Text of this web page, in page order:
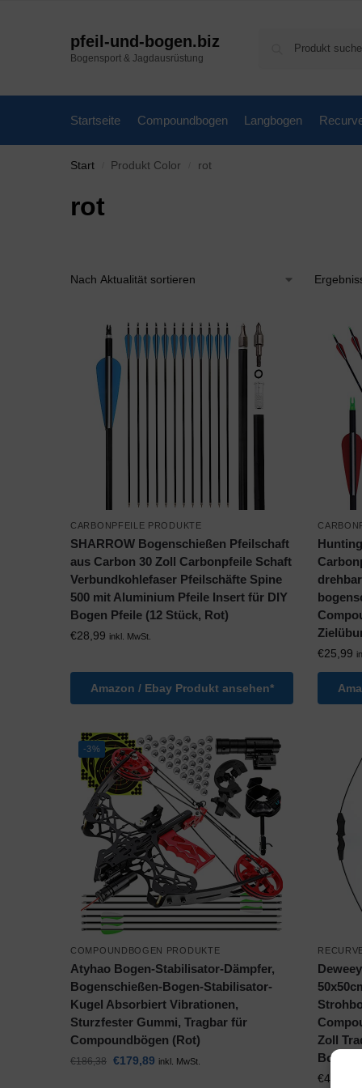
pfeil-und-bogen.biz
Bogensport & Jagdausrüstung
Startseite Compoundbogen Langbogen
Start Produkt Color rot
rot
CARBONPFEILE PRODUKTE
SHARROW Bogenschießen Pfeilschaft
aus Carbon 30 Zoll Carbonpfeile Schaft
Verbundkohlefaser Pfeilschäfte Spine
500 mit Aluminium Pfeile Insert für DIY
Bogen Pfeile (12 Stück, Rot)
€28,99 inkl. MwSt.
Amazon / Ebay Produkt ansehen*
€25,99
-3%
COMPOUNDBOGEN PRODUKTE
Atyhao Bogen-Stabilisator-Dämpfer,
Bogenschießen-Bogen-Stabilisator-
Kugel Absorbiert Vibrationen,
Sturzfester Gummi, Tragbar für
Compoundbögen (Rot)
€186,38 €179,89 inkl. MwSt.
Zoll
€44,90